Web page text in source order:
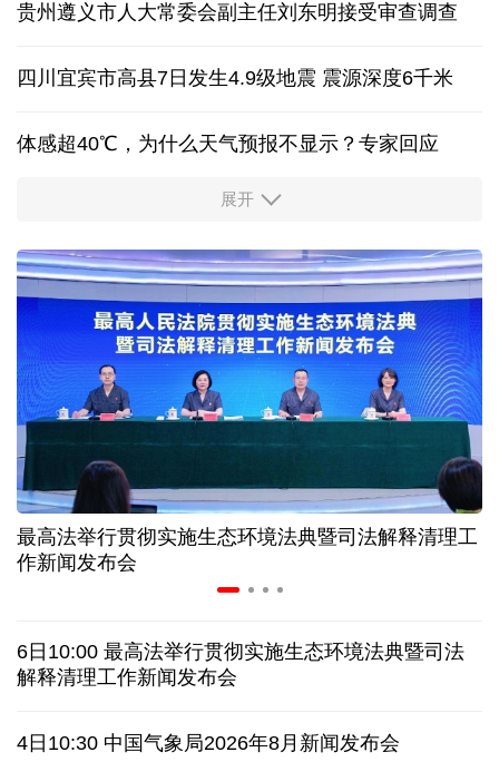
贵州遵义市人大常委会副主任刘东明接受审查调查
四川宜宾市高县7日发生4.9级地震 震源深度6千米
体感超40℃，为什么天气预报不显示？专家回应
服务实体经济 财政金融打出“组合拳”
31省份上半年外贸成绩单出炉 见证产业提质跃迁
比一张A4纸还要薄！我国高端钢材迎来密集突破
让药品更好触达患者 多款新药选择网络平台首发
7月份中国仓储指数保持扩张 行业运行韧性较强
金价大反弹！黄金以旧换新业务火热，记者探访
泰国发生校园枪击案 致7人死亡 17人伤 凶手疑自杀
特朗普再签行政令 禁止"生育旅游"收紧"出生公民权"
展开
最高法举行贯彻实施生态环境法典暨司法解释清理工
作新闻发布会
6日10:00 最高法举行贯彻实施生态环境法典暨司法
解释清理工作新闻发布会
4日10:30 中国气象局2026年8月新闻发布会